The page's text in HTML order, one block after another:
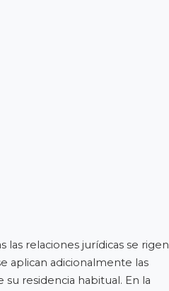
las relaciones jurídicas se rigen
aplican adicionalmente las
residencia habitual. En la